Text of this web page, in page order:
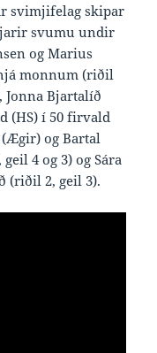
svimjifelag skipar
svumu undir
og Marius
monnum (riðil
Jonna Bjartalíð
(HS) í 50 firvald
og Bartal
4 og 3) og Sára
(riðil 2, geil 3).